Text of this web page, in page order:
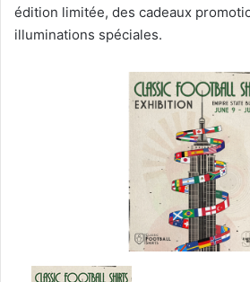
édition limitée, des cadeaux
illuminations spéciales.